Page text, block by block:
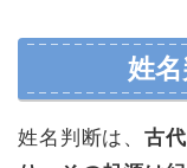
姓
姓名判断は、古